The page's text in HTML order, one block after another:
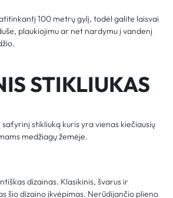
100 metrų gylį, todėl galite laisvai
plaukiojimu ar net nardymu į vandenį
STIKLIUKAS
stikliuką kuris yra vienas kiečiausių
medžiagų žemėje.
dizainas. Klasikinis, švarus ir
šio dizaino įkvėpimas. Nerūdijančio plieno